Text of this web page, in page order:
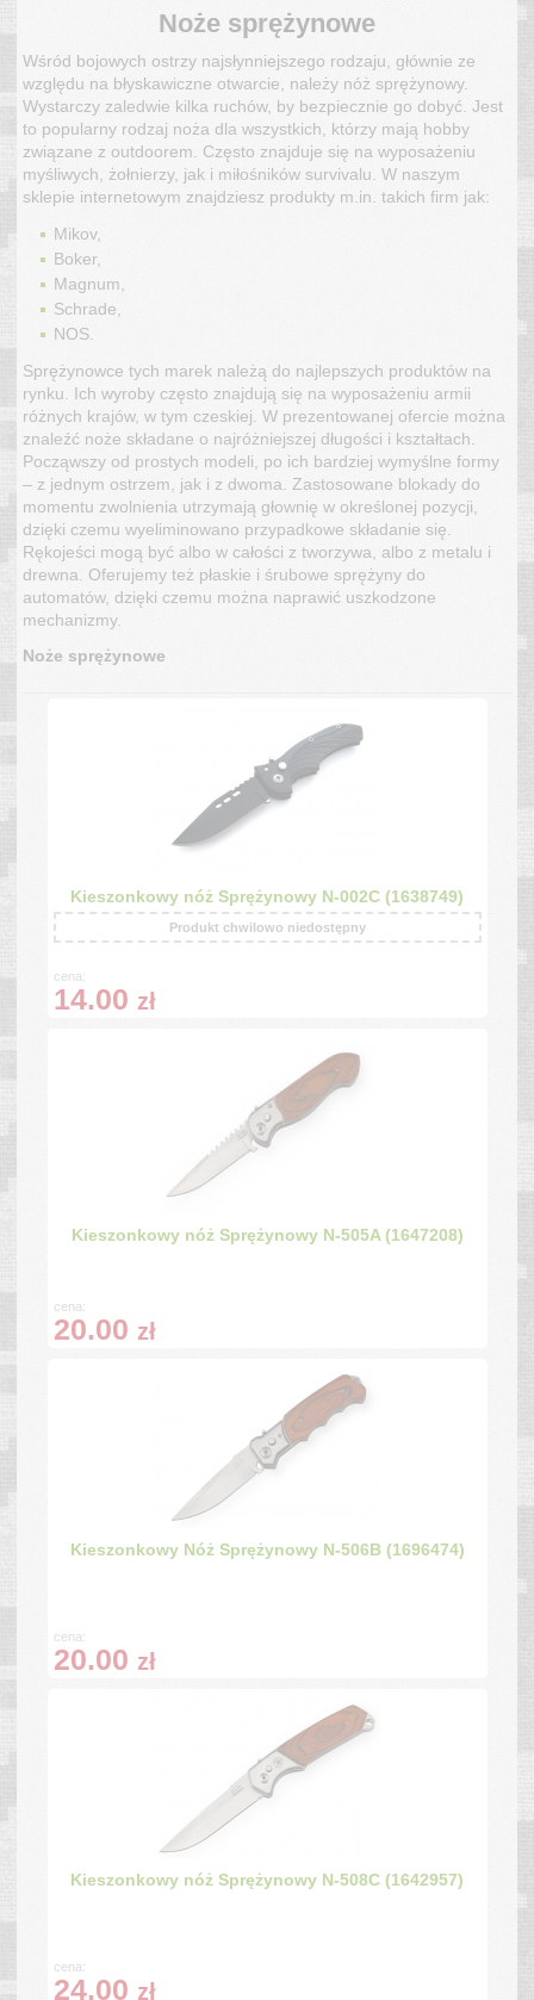
Noże sprężynowe
Wśród bojowych ostrzy najsłynniejszego rodzaju, głównie ze
względu na błyskawiczne otwarcie, należy nóż sprężynowy.
Wystarczy zaledwie kilka ruchów, by bezpiecznie go dobyć. Jest
to popularny rodzaj noża dla wszystkich, którzy mają hobby
związane z outdoorem. Często znajduje się na wyposażeniu
myśliwych, żołnierzy, jak i miłośników survivalu. W naszym
sklepie internetowym znajdziesz produkty m.in. takich firm jak:
Mikov,
Boker,
Magnum,
Schrade,
NOS.
Sprężynowce tych marek należą do najlepszych produktów na
rynku. Ich wyroby często znajdują się na wyposażeniu armii
różnych krajów, w tym czeskiej. W prezentowanej ofercie można
znaleźć noże składane o najróżniejszej długości i kształtach.
Począwszy od prostych modeli, po ich bardziej wymyślne formy
– z jednym ostrzem, jak i z dwoma. Zastosowane blokady do
momentu zwolnienia utrzymają głownię w określonej pozycji,
dzięki czemu wyeliminowano przypadkowe składanie się.
Rękojeści mogą być albo w całości z tworzywa, albo z metalu i
drewna. Oferujemy też płaskie i śrubowe sprężyny do
automatów, dzięki czemu można naprawić uszkodzone
mechanizmy.
Noże sprężynowe
Kieszonkowy nóż Sprężynowy N-002C (1638749)
Produkt chwilowo niedostępny
cena:
14.00 zł
Kieszonkowy nóż Sprężynowy N-505A (1647208)
cena:
20.00 zł
Kieszonkowy Nóż Sprężynowy N-506B (1696474)
cena:
20.00 zł
Kieszonkowy nóż Sprężynowy N-508C (1642957)
cena:
24.00 zł